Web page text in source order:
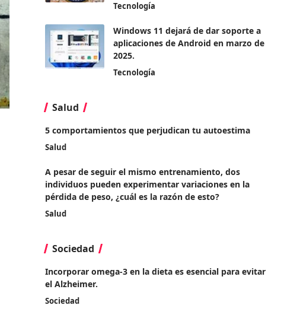
Tecnología
Windows 11 dejará de dar soporte a
aplicaciones de Android en marzo de
2025.
Tecnología
Salud
5 comportamientos que perjudican tu autoestima
Salud
A pesar de seguir el mismo entrenamiento, dos
individuos pueden experimentar variaciones en la
pérdida de peso, ¿cuál es la razón de esto?
Salud
Sociedad
Incorporar omega-3 en la dieta es esencial para evitar
el Alzheimer.
Sociedad